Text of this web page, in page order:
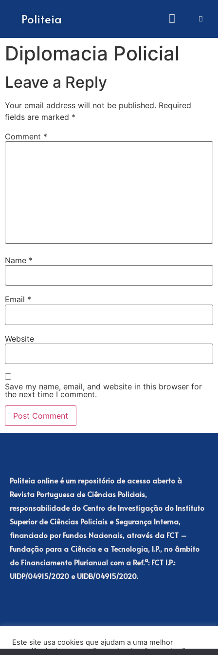
Politeia
Diplomacia Policial
Leave a Reply
Your email address will not be published. Required
fields are marked *
Comment *
Name *
Email *
Website
Save my name, email, and website in this browser for
the next time I comment.
Politeia online é um repositório de acesso aberto à
Revista Portuguesa de Ciências Policiais,
responsabilidade do Centro de Investigação do Instituto
Superior de Ciências Policiais e Segurança Interna,
financiado por Fundos Nacionais, através da FCT –
Fundação para a Ciência e a Tecnologia, I.P., no âmbito
do Financiamento Plurianual com a Ref.ª: FCT I.P.:
UIDP/04915/2020 e UIDB/04915/2020.
Este site usa cookies que ajudam a uma melhor
experiência de navegação no site. Ao clicar no botão